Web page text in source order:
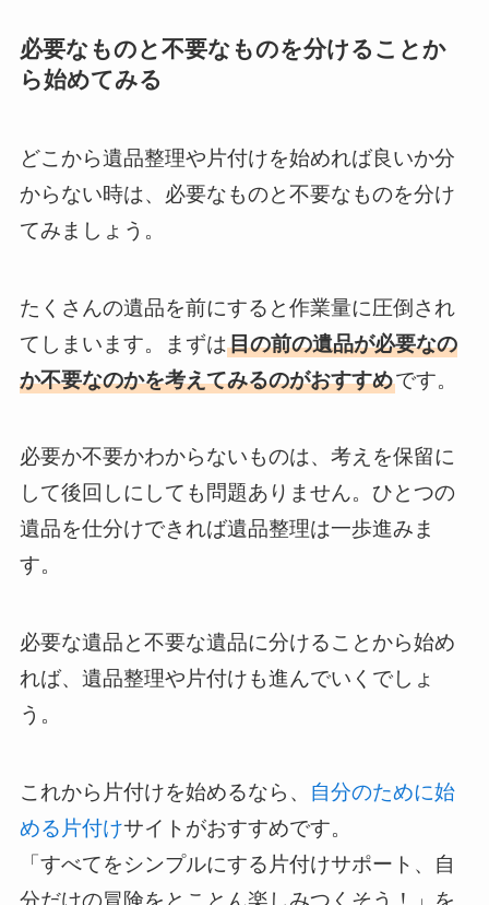
必要なものと不要なものを分けることか
ら始めてみる
どこから遺品整理や片付けを始めれば良いか分
からない時は、必要なものと不要なものを分け
てみましょう。
たくさんの遺品を前にすると作業量に圧倒され
てしまいます。まずは目の前の遺品が必要なの
か不要なのかを考えてみるのがおすすめです。
必要か不要かわからないものは、考えを保留に
して後回しにしても問題ありません。ひとつの
遺品を仕分けできれば遺品整理は一歩進みま
す。
必要な遺品と不要な遺品に分けることから始め
れば、遺品整理や片付けも進んでいくでしょ
う。
これから片付けを始めるなら、 自分のために始
める片付けサイトがおすすめです。
「すべてをシンプルにする片付けサポート、自
分だけの冒険をとことん楽しみつくそう！」を